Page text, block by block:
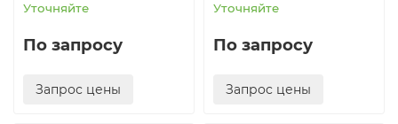
Уточняйте
По запросу
Запрос цены
Уточняйте
По запросу
Запрос цены